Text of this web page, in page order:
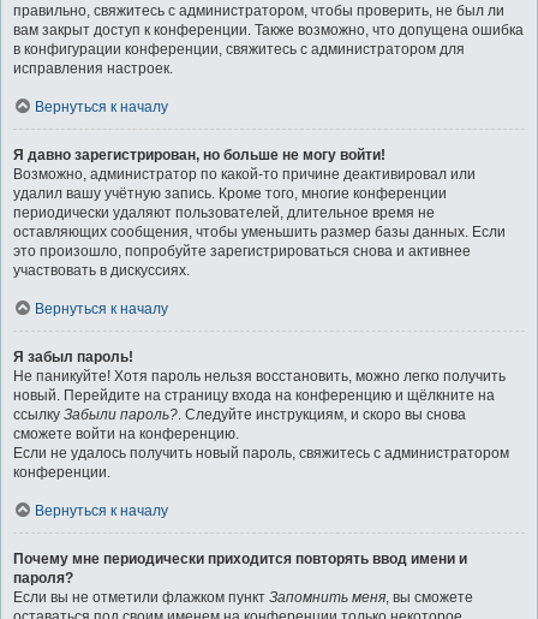
правильно, свяжитесь с администратором, чтобы проверить, не был ли
вам закрыт доступ к конференции. Также возможно, что допущена ошибка
в конфигурации конференции, свяжитесь с администратором для
исправления настроек.
Вернуться к началу
Я давно зарегистрирован, но больше не могу войти!
Возможно, администратор по какой-то причине деактивировал или
удалил вашу учётную запись. Кроме того, многие конференции
периодически удаляют пользователей, длительное время не
оставляющих сообщения, чтобы уменьшить размер базы данных. Если
это произошло, попробуйте зарегистрироваться снова и активнее
участвовать в дискуссиях.
Вернуться к началу
Я забыл пароль!
Не паникуйте! Хотя пароль нельзя восстановить, можно легко получить
новый. Перейдите на страницу входа на конференцию и щёлкните на
ссылку Забыли пароль?. Следуйте инструкциям, и скоро вы снова
сможете войти на конференцию.
Если не удалось получить новый пароль, свяжитесь с администратором
конференции.
Вернуться к началу
Почему мне периодически приходится повторять ввод имени и
пароля?
Если вы не отметили флажком пункт Запомнить меня, вы сможете